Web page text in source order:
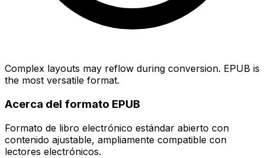
Complex layouts may reflow during conversion. EPUB is
the most versatile format.
Acerca del formato EPUB
Formato de libro electrónico estándar abierto con
contenido ajustable, ampliamente compatible con
lectores electrónicos.